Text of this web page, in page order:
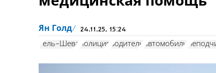
Ян Голд 24.11.25, 15:24
Тель-Шева полиция водитель автомобиль